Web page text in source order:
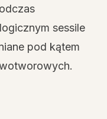
sessile
pod kątem